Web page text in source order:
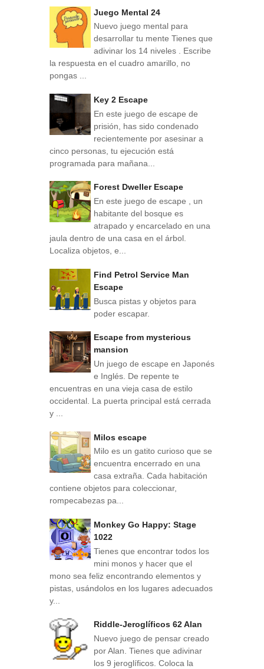
Juego Mental 24
Nuevo juego mental para
desarrollar tu mente Tienes que
adivinar los 14 niveles . Escribe
la respuesta en el cuadro amarillo, no
pongas ...
Key 2 Escape
En este juego de escape de
prisión, has sido condenado
recientemente por asesinar a
cinco personas, tu ejecución está
programada para mañana...
Forest Dweller Escape
En este juego de escape , un
habitante del bosque es
atrapado y encarcelado en una
jaula dentro de una casa en el árbol.
Localiza objetos, e...
Find Petrol Service Man
Escape
Busca pistas y objetos para
poder escapar.
Escape from mysterious
mansion
Un juego de escape en Japonés
e Inglés. De repente te
encuentras en una vieja casa de estilo
occidental. La puerta principal está cerrada
y ...
Milos escape
Milo es un gatito curioso que se
encuentra encerrado en una
casa extraña. Cada habitación
contiene objetos para coleccionar,
rompecabezas pa...
Monkey Go Happy: Stage
1022
Tienes que encontrar todos los
mini monos y hacer que el
mono sea feliz encontrando elementos y
pistas, usándolos en los lugares adecuados
y...
Riddle-Jeroglíficos 62 Alan
Nuevo juego de pensar creado
por Alan. Tienes que adivinar
los 9 jeroglíficos. Coloca la